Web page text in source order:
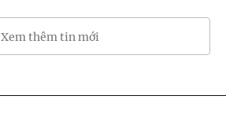
Xem thêm tin mới